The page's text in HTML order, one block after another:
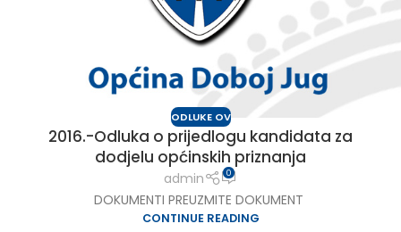
ODLUKE OV
2016.-Odluka o prijedlogu kandidata za
dodjelu općinskih priznanja
admin 0
DOKUMENTI PREUZMITE DOKUMENT
CONTINUE READING